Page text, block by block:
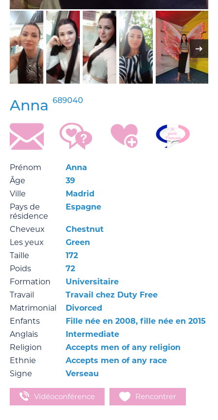
Anna 689040
Prénom
Anna
Âge
39
Ville
Madrid
Pays de
résidence
Espagne
Cheveux
Chestnut
Les yeux
Green
Taille
172
Poids
72
Formation
Universitaire
Travail
Travail chez Duty Free
Matrimonial
Divorced
Enfants
Fille née en 2008, fille née en 2015
Anglais
Intermediate
Religion
Accepts men of any religion
Ethnie
Accepts men of any race
Signe
Verseau
Vidéoconférence Rencontrer